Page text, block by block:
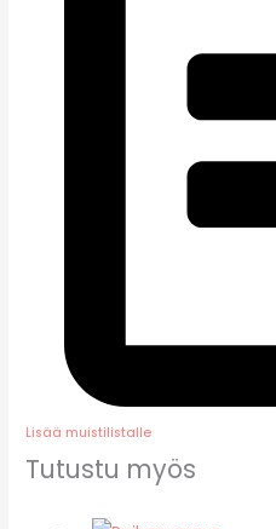
Lisää muistilistalle
Tutustu myös